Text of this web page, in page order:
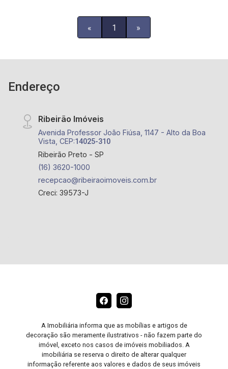
« 1 »
Endereço
Ribeirão Imóveis
Avenida Professor João Fiúsa, 1147 - Alto da Boa
Vista, CEP:14025-310
Ribeirão Preto - SP
(16) 3620-1000
recepcao@ribeiraoimoveis.com.br
Creci: 39573-J
A Imobiliária informa que as mobílias e artigos de
decoração são meramente ilustrativos - não fazem parte do
imóvel, exceto nos casos de imóveis mobiliados. A
imobiliária se reserva o direito de alterar qualquer
informação referente aos valores e dados de seus imóveis